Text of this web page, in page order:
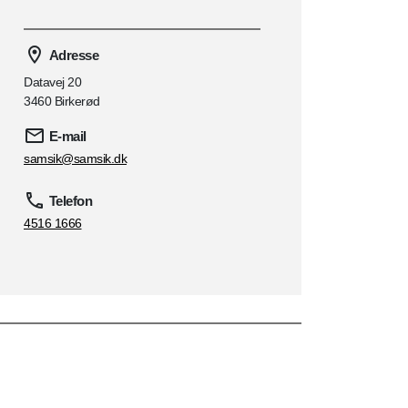
Adresse
Datavej 20
3460 Birkerød
E-mail
samsik@samsik.dk
Telefon
4516 1666